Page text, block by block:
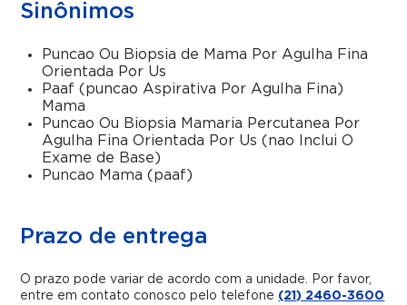
Sinônimos
Puncao Ou Biopsia de Mama Por Agulha Fina
Orientada Por Us
Paaf (puncao Aspirativa Por Agulha Fina)
Mama
Puncao Ou Biopsia Mamaria Percutanea Por
Agulha Fina Orientada Por Us (nao Inclui O
Exame de Base)
Puncao Mama (paaf)
Prazo de entrega
O prazo pode variar de acordo com a unidade. Por favor,
entre em contato conosco pelo telefone (21) 2460-3600